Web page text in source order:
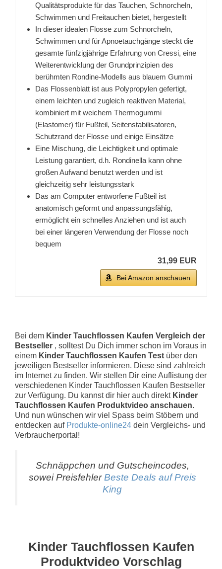
Qualitätsprodukte für das Tauchen, Schnorcheln,
Schwimmen und Freitauchen bietet, hergestellt
In dieser idealen Flosse zum Schnorcheln,
Schwimmen und für Apnoetauchgänge steckt die
gesamte fünfzigjährige Erfahrung von Cressi, eine
Weiterentwicklung der Grundprinzipien des
berühmten Rondine-Modells aus blauem Gummi
Das Flossenblatt ist aus Polypropylen gefertigt,
einem leichten und zugleich reaktiven Material,
kombiniert mit weichem Thermogummi
(Elastomer) für Fußteil, Seitenstabilisatoren,
Schutzrand der Flosse und einige Einsätze
Eine Mischung, die Leichtigkeit und optimale
Leistung garantiert, d.h. Rondinella kann ohne
großen Aufwand benutzt werden und ist
gleichzeitig sehr leistungsstark
Das am Computer entworfene Fußteil ist
anatomisch geformt und anpassungsfähig,
ermöglicht ein schnelles Anziehen und ist auch
bei einer längeren Verwendung der Flosse noch
bequem
31,99 EUR
Bei Amazon anschauen
Bei dem Kinder Tauchflossen Kaufen Vergleich der
Bestseller , solltest Du Dich immer schon im Voraus in
einem Kinder Tauchflossen Kaufen Test über den
jeweiligen Bestseller informieren. Diese sind zahlreich
im Internet zu finden. Wir stellen Dir eine Auflistung der
verschiedenen Kinder Tauchflossen Kaufen Bestseller
zur Verfügung. Du kannst dir hier auch direkt Kinder
Tauchflossen Kaufen Produktvideo anschauen.
Und nun wünschen wir viel Spass beim Stöbern und
entdecken auf Produkte-online24 dein Vergleichs- und
Verbraucherportal!
Schnäppchen und Gutscheincodes,
sowei Preisfehler Beste Deals auf Preis
King
Kinder Tauchflossen Kaufen
Produktvideo Vorschlag